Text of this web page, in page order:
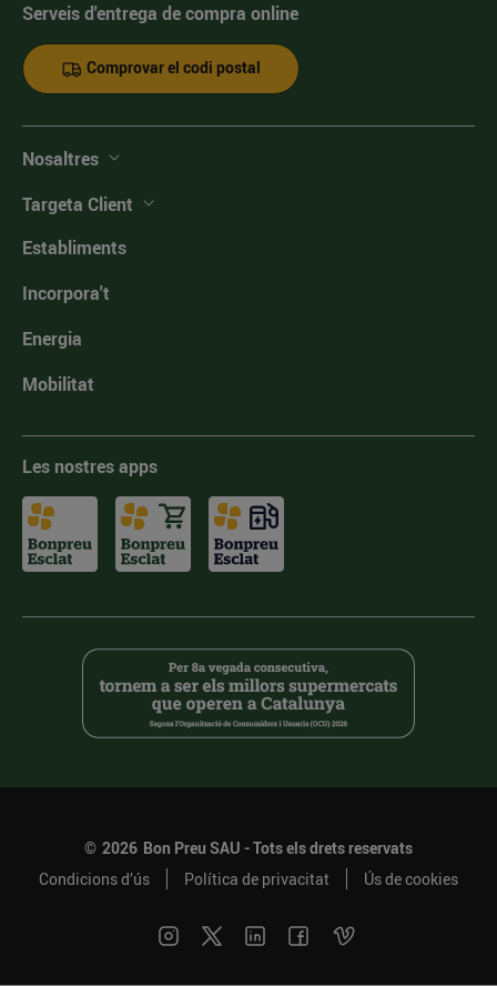
Serveis d'entrega de compra online
Comprovar el codi postal
Nosaltres
Targeta Client
Establiments
Incorpora't
Energia
Mobilitat
Les nostres apps
© 2026 Bon Preu SAU - Tots els drets reservats
Condicions d’ús
Política de privacitat Ús de cookies